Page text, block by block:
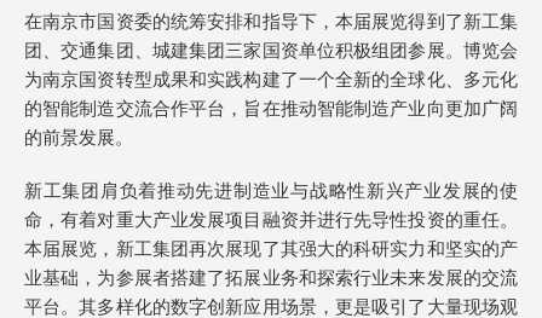
在南京市国资委的统筹安排和指导下，本届展览得到了新工集
团、交通集团、城建集团三家国资单位积极组团参展。博览会
为南京国资转型成果和实践构建了一个全新的全球化、多元化
的智能制造交流合作平台，旨在推动智能制造产业向更加广阔
的前景发展。
新工集团肩负着推动先进制造业与战略性新兴产业发展的使
命，有着对重大产业发展项目融资并进行先导性投资的重任。
本届展览，新工集团再次展现了其强大的科研实力和坚实的产
业基础，为参展者搭建了拓展业务和探索行业未来发展的交流
平台。其多样化的数字创新应用场景，更是吸引了大量现场观